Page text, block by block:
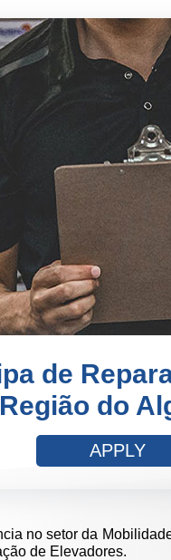
de
do
APPLY
no setor da
de Elevadores.